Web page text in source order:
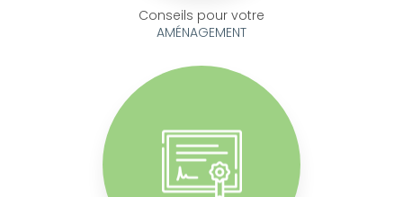
Conseils pour votre
AMÉNAGEMENT